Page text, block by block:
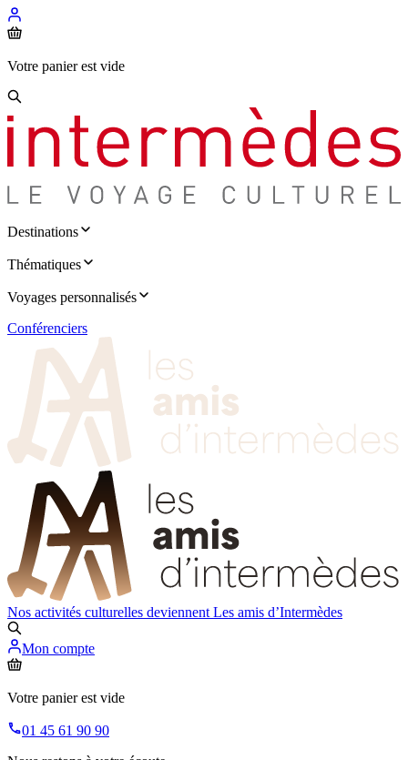
Votre panier est vide
Destinations
Thématiques
Voyages personnalisés
Conférenciers
Nos activités culturelles deviennent Les amis d’Intermèdes
Mon compte
Votre panier est vide
01 45 61 90 90